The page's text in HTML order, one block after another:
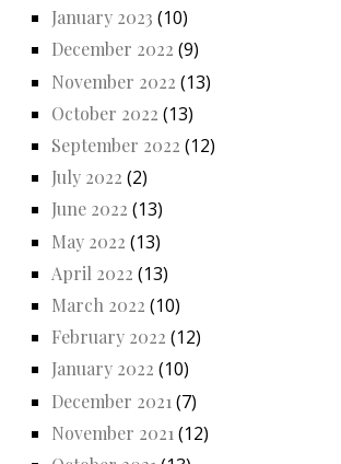
January 2023 (10)
December 2022 (9)
November 2022 (13)
October 2022 (13)
September 2022 (12)
July 2022 (2)
June 2022 (13)
May 2022 (13)
April 2022 (13)
March 2022 (10)
February 2022 (12)
January 2022 (10)
December 2021 (7)
November 2021 (12)